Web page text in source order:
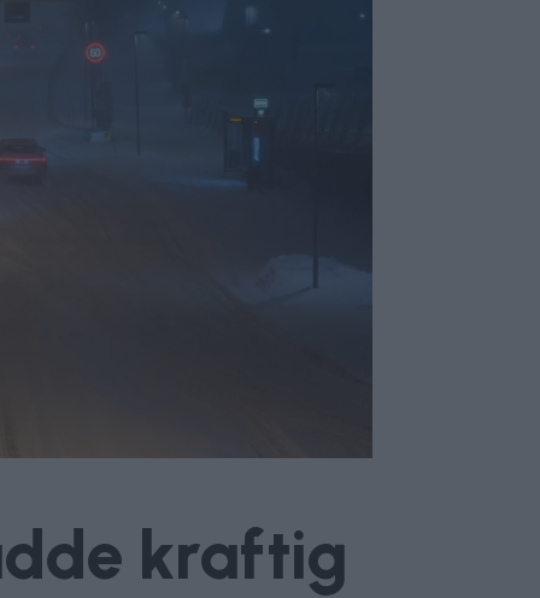
kraftig